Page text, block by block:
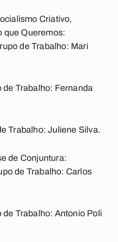
Criativo,
que Queremos:
de Trabalho: Mari
de Trabalho: Fernanda
Trabalho: Juliene Silva.
de Conjuntura:
de Trabalho: Carlos
Trabalho: Antonio Poli